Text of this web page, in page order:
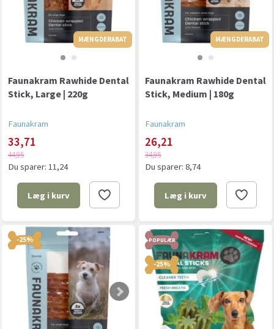
MÆNGDERABAT MÆNGDERABAT
Faunakram Rawhide Dental
Stick, Large | 220g
Faunakram
33,71
44,95
Du sparer: 11,24
Læg i kurv
MÆNGDERABAT
Faunakram Rawhide Dental
Stick, Medium | 180g
Faunakram
26,21
34,95
Du sparer: 8,74
Læg i kurv
-25% POPULÆR
-25%